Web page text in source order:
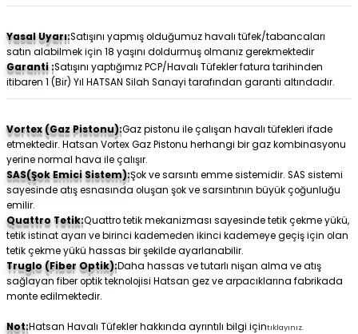
Yasal Uyarı:Satışını yapmış olduğumuz havalı tüfek/tabancaları
satın alabilmek için 18 yaşını doldurmuş olmanız gerekmektedir
Garanti :Satışını yaptığımız PCP/Havalı Tüfekler fatura tarihinden
itibaren 1 (Bir) Yıl HATSAN Silah Sanayi tarafından garanti altındadır.
Vortex (Gaz Pistonu):Gaz pistonu ile çalışan havalı tüfekleri ifade
etmektedir. Hatsan Vortex Gaz Pistonu herhangi bir gaz kombinasyonu
yerine normal hava ile çalışır.
SAS(Şok Emici Sistem):Şok ve sarsıntı emme sistemidir. SAS sistemi
sayesinde atış esnasında oluşan şok ve sarsıntının büyük çoğunluğu
emilir.
Quattro Tetik:Quattro tetik mekanizması sayesinde tetik çekme yükü,
tetik istinat ayarı ve birinci kademeden ikinci kademeye geçiş için olan
tetik çekme yükü hassas bir şekilde ayarlanabilir.
Truglo (Fiber Optik):Daha hassas ve tutarlı nişan alma ve atış
sağlayan fiber optik teknolojisi Hatsan gez ve arpacıklarına fabrikada
monte edilmektedir.
Not:Hatsan Havalı Tüfekler hakkında ayrıntılı bilgi içintıklayınız.